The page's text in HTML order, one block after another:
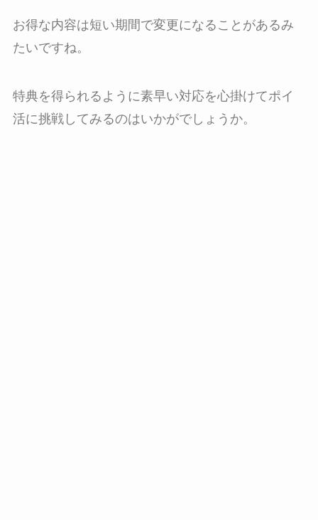
お得な内容は短い期間で変更になることがあるみ
たいですね。
特典を得られるように素早い対応を心掛けてポイ
活に挑戦してみるのはいかがでしょうか。